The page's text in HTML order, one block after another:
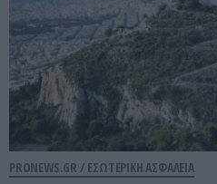
PRONEWS.GR / ΕΣΩΤΕΡΙΚΗ ΑΣΦΑΛΕΙΑ